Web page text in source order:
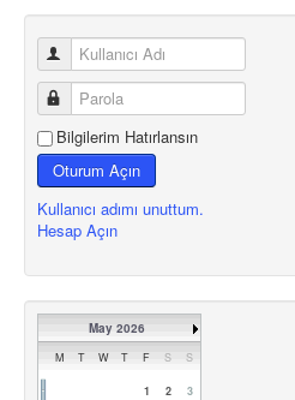
Bilgilerim Hatırlansın
Oturum Açın
Kullanıcı adımı unuttum.
Hesap Açın
May 2026
M T W T F S S
1 2
3